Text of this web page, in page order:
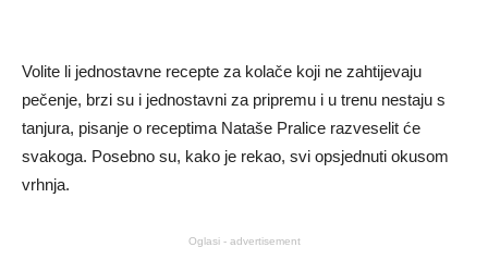
Volite li jednostavne recepte za kolače koji ne zahtijevaju
pečenje, brzi su i jednostavni za pripremu i u trenu nestaju s
tanjura, pisanje o receptima Nataše Pralice razveselit će
svakoga. Posebno su, kako je rekao, svi opsjednuti okusom
vrhnja.
Oglasi - advertisement